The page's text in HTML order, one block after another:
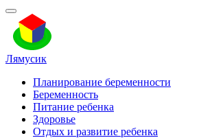
Лямусик
Планирование беременности
Беременность
Питание ребенка
Здоровье
Отдых и развитие ребенка